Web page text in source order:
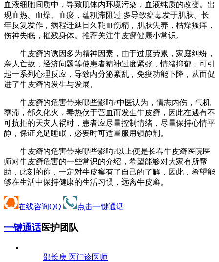
血液细胞间质中，导致肌体内环境污染，血液纯质的改变。出
现血热、血燥、血瘀，蕴积滞阻过 多导致瘟毒发于肌肤。长
年反复发作，病程迁延日久耗血伤精，肌肤失养，枯燥瘙痒，
伤神失眠，摧残身体。推荐关注牛皮癣健康小常识。
牛皮癣的诱因多为精神因素，由于过度劳累，家庭纠纷，
亲人亡故，经济问题等使患者精神过度紧张，情绪抑郁，可引
起一系列心理反应，导致内分泌紊乱，免疫功能下降，从而促
进了牛皮癣的发生与发展。
牛皮癣的危害带来哪些影响?中医认为，情志内伤，气机
壅滞，郁久化火，毒热伏于营血而发生牛皮癣，因此在遇有不
可抗拒的天灾人祸时，患者应尽量控制情绪，尽量保持心情平
静，保证充足睡眠，必要时可适量服用镇静剂。
牛皮癣的危害带来哪些影响?以上便是长春牛皮癣医院医
师对牛皮癣危害的一些常识的介绍，希望能够对大家有所帮
助，此刻的你，一定对牛皮癣有了自己的了解，因此，希望能
够在生活中保持健康的生活习惯，远离牛皮癣。
在线咨询QQ 点击一键通话
一键通话医护团队
邵长庚 医门诊医师